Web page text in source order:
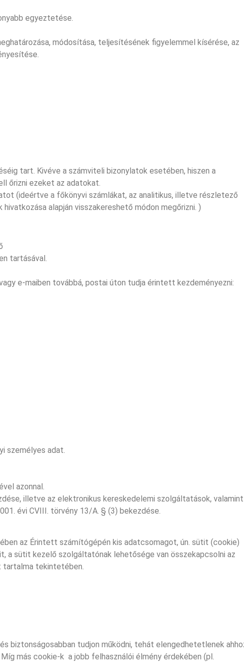
egyeztetése.
módosítása, teljesítésének figyelemmel kísérése, az
tart. Kivéve a számviteli bizonylatok esetében, hiszen a
őrizni ezeket az adatokat.
(ideértve a főkönyvi számlákat, az analitikus, illetve részletező
alapján visszakereshető módon megőrizni. )
tartásával.
e-maiben továbbá, postai úton tudja érintett kezdeményezni:
személyes adat.
azonnal.
illetve az elektronikus kereskedelemi szolgáltatások,
évi CVIII. törvény 13/A. § (3) bekezdése.
az Érintett számítógépén kis adatcsomagot, ún. sütit (cookie)
a sütit kezelő szolgáltatónak lehetősége van összekapcsolni az
tartalma tekintetében.
biztonságosabban tudjon működni, tehát elengedhetetlenek
más cookie-k a jobb felhasználói élmény érdekében (pl.